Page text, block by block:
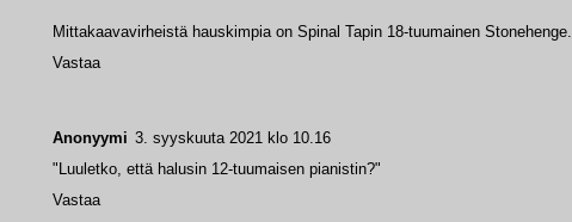
Anonyymi 3. syyskuuta 2021 klo 10.16
"Luuletko, että halusin 12-tuumaisen pianistin?"
Vastaa
Mittakaavavirheistä hauskimpia on Spinal Tapin 18-tuumainen Stonehenge.
Vastaa